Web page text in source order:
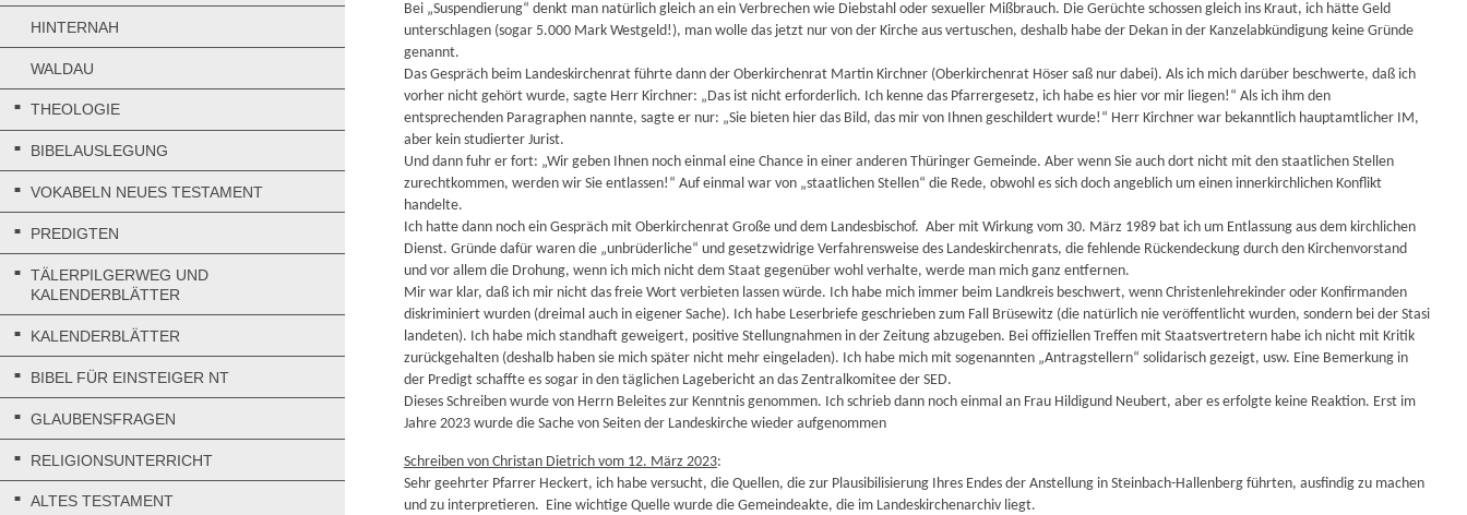
HINTERNAH
WALDAU
THEOLOGIE
BIBELAUSLEGUNG
VOKABELN NEUES TESTAMENT
PREDIGTEN
TÄLERPILGERWEG UND
KALENDERBLÄTTER
KALENDERBLÄTTER
BIBEL FÜR EINSTEIGER NT
GLAUBENSFRAGEN
RELIGIONSUNTERRICHT
ALTES TESTAMENT
Bei „Suspendierung“ denkt man natürlich gleich an ein Verbrechen wie Diebstahl oder sexueller Mißbrauch. Die Gerüchte schossen gleich ins Kraut, ich hätte Geld
unterschlagen (sogar 5.000 Mark Westgeld!), man wolle das jetzt nur von der Kirche aus vertuschen, deshalb habe der Dekan in der Kanzelabkündigung keine Gründe
genannt.
Das Gespräch beim Landeskirchenrat führte dann der Oberkirchenrat Martin Kirchner (Oberkirchenrat Höser saß nur dabei). Als ich mich darüber beschwerte, daß ich
vorher nicht gehört wurde, sagte Herr Kirchner: „Das ist nicht erforderlich. Ich kenne das Pfarrergesetz, ich habe es hier vor mir liegen!“ Als ich ihm den
entsprechenden Paragraphen nannte, sagte er nur: „Sie bieten hier das Bild, das mir von Ihnen geschildert wurde!“ Herr Kirchner war bekanntlich hauptamtlicher IM,
aber kein studierter Jurist.
Und dann fuhr er fort: „Wir geben Ihnen noch einmal eine Chance in einer anderen Thüringer Gemeinde. Aber wenn Sie auch dort nicht mit den staatlichen Stellen
zurechtkommen, werden wir Sie entlassen!“ Auf einmal war von „staatlichen Stellen“ die Rede, obwohl es sich doch angeblich um einen innerkirchlichen Konflikt
handelte.
Ich hatte dann noch ein Gespräch mit Oberkirchenrat Große und dem Landesbischof. Aber mit Wirkung vom 30. März 1989 bat ich um Entlassung aus dem kirchlichen
Dienst. Gründe dafür waren die „unbrüderliche“ und gesetzwidrige Verfahrensweise des Landeskirchenrats, die fehlende Rückendeckung durch den Kirchenvorstand
und vor allem die Drohung, wenn ich mich nicht dem Staat gegenüber wohl verhalte, werde man mich ganz entfernen.
Mir war klar, daß ich mir nicht das freie Wort verbieten lassen würde. Ich habe mich immer beim Landkreis beschwert, wenn Christenlehrekinder oder Konfirmanden
diskriminiert wurden (dreimal auch in eigener Sache). Ich habe Leserbriefe geschrieben zum Fall Brüsewitz (die natürlich nie veröffentlicht wurden, sondern bei der Stasi
landeten). Ich habe mich standhaft geweigert, positive Stellungnahmen in der Zeitung abzugeben. Bei offiziellen Treffen mit Staatsvertretern habe ich nicht mit Kritik
zurückgehalten (deshalb haben sie mich später nicht mehr eingeladen). Ich habe mich mit sogenannten „Antragstellern“ solidarisch gezeigt, usw. Eine Bemerkung in
der Predigt schaffte es sogar in den täglichen Lagebericht an das Zentralkomitee der SED.
Dieses Schreiben wurde von Herrn Beleites zur Kenntnis genommen. Ich schrieb dann noch einmal an Frau Hildigund Neubert, aber es erfolgte keine Reaktion. Erst im
Jahre 2023 wurde die Sache von Seiten der Landeskirche wieder aufgenommen
Schreiben von Christan Dietrich vom 12. März 2023:
Sehr geehrter Pfarrer Heckert, ich habe versucht, die Quellen, die zur Plausibilisierung Ihres Endes der Anstellung in Steinbach-Hallenberg führten, ausfindig zu machen
und zu interpretieren. Eine wichtige Quelle wurde die Gemeindeakte, die im Landeskirchenarchiv liegt.